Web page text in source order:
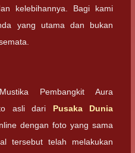
kelebihannya. Bagi kami
yang utama dan bukan
Pembangkit Aura
asli dari Pusaka Dunia
dengan foto yang sama
tersebut telah melakukan